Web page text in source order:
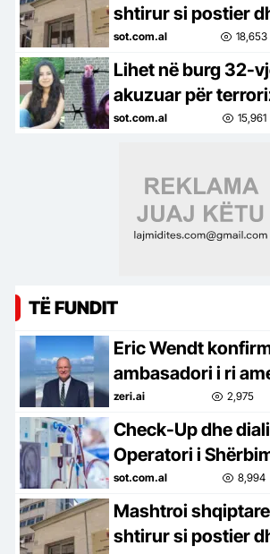
shtirur si postier
paratë, mbyllen
nigerianin,
sot.com.al 18,653
Lihet në burg 32-
akuzuar për
studentja që
sot.com.al 15,961
TË FUNDIT
Eric Wendt
ambasadori i ri
Shqipëri!
presim me
zeri.ai 2,975
Check-Up dhe
Operatori i
Integruara të
kompetencat
sot.com.al 8,994
Mashtroi
shtirur si postier